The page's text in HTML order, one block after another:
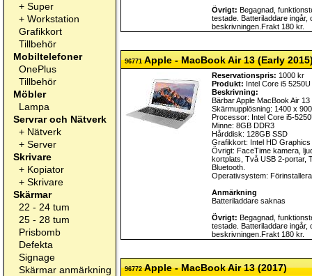
+ Super
+ Workstation
Grafikkort
Tillbehör
Mobiltelefoner
OnePlus
Tillbehör
Möbler
Lampa
Servrar och Nätverk
+ Nätverk
+ Server
Skrivare
+ Kopiator
+ Skrivare
Skärmar
22 - 24 tum
25 - 28 tum
Prisbomb
Defekta
Signage
Skärmar anmärkning
Övrigt: Begagnad,
testade. Batteriladdare ingår,
beskrivningen.Frakt 180 kr.
96771Apple - MacBook Air 13 (Early
Reservationspris: 1000 kr
Produkt: Intel Core i5
Beskrivning:
Bärbar Apple MacBook Air
Skärmupplösning: 1400 x 900
Processor: Intel Core i5-
Minne: 8GB DDR3
Hårddisk: 128GB SSD
Grafikkort: Intel HD Graphics
Övrigt: FaceTime kamera,
kortplats, Två USB 2-portar,
Bluetooth.
Operativsystem:
Anmärkning
Batteriladdare saknas
Övrigt: Begagnad,
testade. Batteriladdare ingår,
beskrivningen.Frakt 180 kr.
96772Apple - MacBook Air 13 (2017)